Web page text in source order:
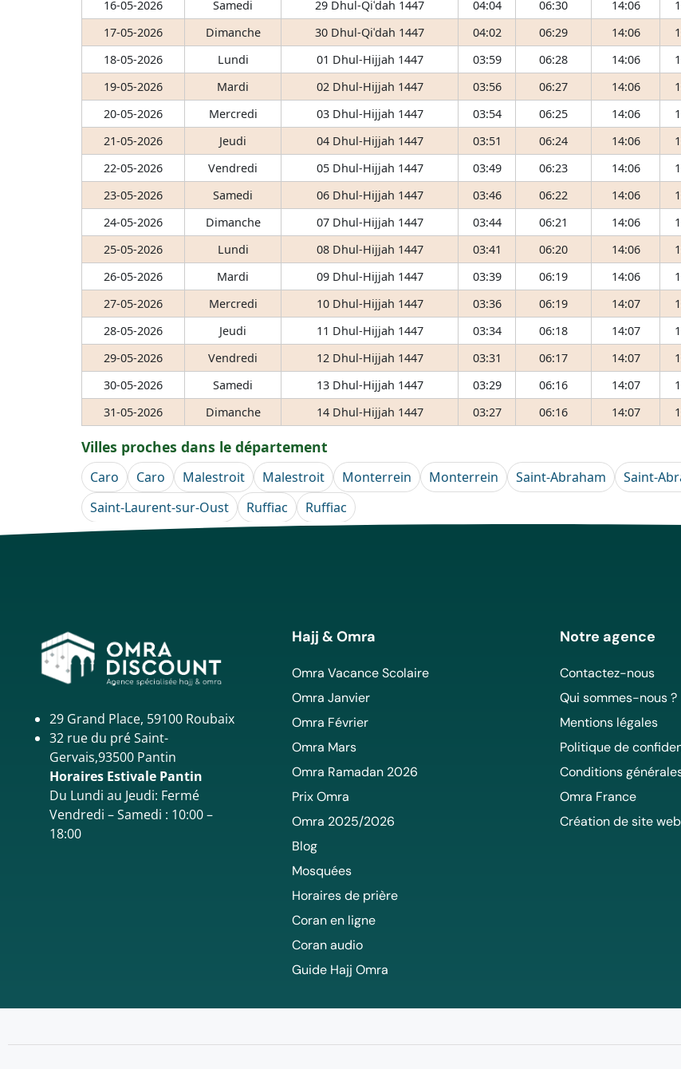
16-05-2026
Samedi 29 Dhul-Qiʿdah 1447 04:04 06:30 14:06
17-05-2026
Dimanche 30 Dhul-Qiʿdah 1447 04:02 06:29 14:06
18-05-2026
Lundi 01 Dhul-Hijjah 1447 03:59 06:28 14:06
19-05-2026
Mardi 02 Dhul-Hijjah 1447 03:56 06:27 14:06
20-05-2026
Mercredi 03 Dhul-Hijjah 1447 03:54 06:25 14:06
21-05-2026
Jeudi 04 Dhul-Hijjah 1447 03:51 06:24 14:06
22-05-2026
Vendredi 05 Dhul-Hijjah 1447 03:49 06:23 14:06
23-05-2026
Samedi 06 Dhul-Hijjah 1447 03:46 06:22 14:06
24-05-2026
Dimanche 07 Dhul-Hijjah 1447 03:44 06:21 14:06
25-05-2026
Lundi 08 Dhul-Hijjah 1447 03:41 06:20 14:06
26-05-2026
Mardi 09 Dhul-Hijjah 1447 03:39 06:19 14:06
27-05-2026
Mercredi 10 Dhul-Hijjah 1447 03:36 06:19 14:07
28-05-2026
Jeudi 11 Dhul-Hijjah 1447 03:34 06:18 14:07
29-05-2026
Vendredi 12 Dhul-Hijjah 1447 03:31 06:17 14:07
30-05-2026
Samedi 13 Dhul-Hijjah 1447 03:29 06:16 14:07
31-05-2026
Dimanche 14 Dhul-Hijjah 1447 03:27 06:16 14:07
Villes proches dans le département
Caro Caro Malestroit Malestroit Monterrein Monterrein Saint-Abraham Saint-
Saint-Laurent-sur-Oust
Ruffiac Ruffiac
29 Grand Place, 59100 Roubaix
32 rue du pré Saint-
Gervais,93500 Pantin
Horaires Estivale Pantin
Du Lundi au Jeudi: Fermé
Vendredi – Samedi : 10:00 –
18:00
Hajj & Omra
Omra Vacance Scolaire
Omra Janvier
Omra Février
Omra Mars
Omra Ramadan 2026
Prix Omra
Omra 2025/2026
Blog
Mosquées
Horaires de prière
Coran en ligne
Coran audio
Guide Hajj Omra
Notre agence
Contactez-nous
Qui sommes-nous ?
Mentions légales
Politique de
Conditions
Omra France
Création de site web